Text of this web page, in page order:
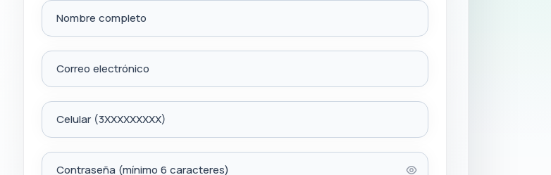
Nombre completo
Correo electrónico
Celular (3XXXXXXXXX)
Contraseña (mínimo 6 caracteres)